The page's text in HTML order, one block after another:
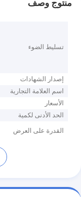
منتوج وصف
تسليط الضوء
إصدار الشهادات
اسم العلامة التجارية
الأسعار
الحد الأدنى لكمية
القدرة على العرض